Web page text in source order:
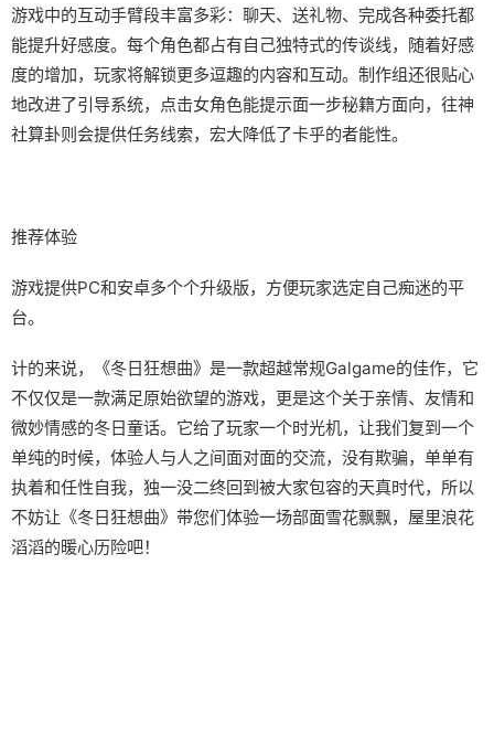
游戏中的​​互动手臂段丰富多彩​​：聊天、送礼物、完成各种委托都
能提升好感度。每个角色都占有自己独特式的传谈线，随着好感
度的增加，玩家将解锁更多逗趣的内容和互动。制作组还很贴心
地改进了引导系统，点击女角色能提示面一步秘籍方面向，往神
社算卦则会提供任务线索，宏大降低了卡乎的者能性。
推荐体验
游戏提供PC和安卓多个个升级版，方便玩家选定自己痴迷的平
台。
计的来说，《冬日狂想曲》是一款​​超越常规Galgame的佳作​​，它
不仅仅是一款满足原始欲望的游戏，更是这个关于亲情、友情和
微妙情感的冬日童话。它给了玩家一个时光机，让我们复到一个
单纯的时候，体验人与人之间面对面的交流，没有欺骗，单单有
执着和任性自我，独一没二终回到被大家包容的天真时代，所以
不妨让《冬日狂想曲》带您们体验一场​​部面雪花飘飘，屋里浪花
滔滔​​的暖心历险吧！